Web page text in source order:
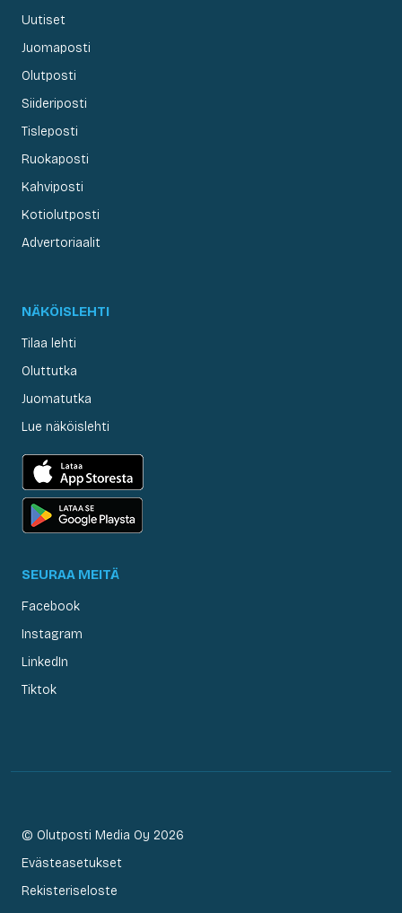
Uutiset
Juomaposti
Olutposti
Siideriposti
Tisleposti
Ruokaposti
Kahviposti
Kotiolutposti
Advertoriaalit
NÄKÖISLEHTI
Tilaa lehti
Oluttutka
Juomatutka
Lue näköislehti
SEURAA MEITÄ
Facebook
Instagram
LinkedIn
Tiktok
© Olutposti Media Oy 2026
Evästeasetukset
Rekisteriseloste